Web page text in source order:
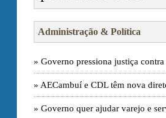
Administração & Política
» Governo pressiona justiça
» AECambuí e CDL têm nova
» Governo quer ajudar varejo e